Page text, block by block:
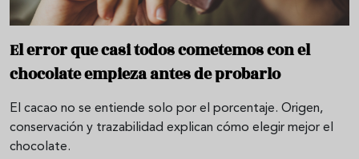
El error que casi todos cometemos con el
chocolate empieza antes de probarlo
El cacao no se entiende solo por el porcentaje. Origen,
conservación y trazabilidad explican cómo elegir mejor el
chocolate.